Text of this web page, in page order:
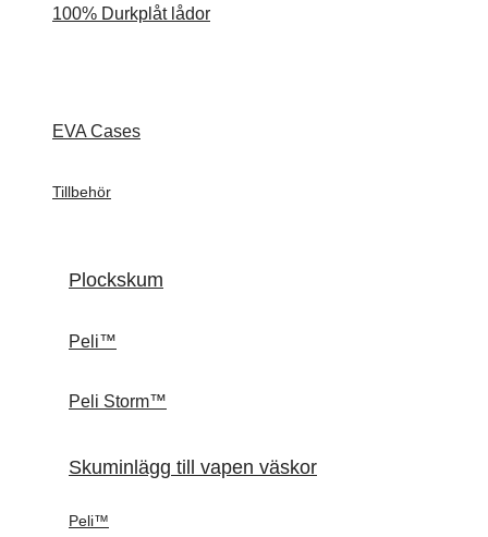
100% Durkplåt lådor
EVA Cases
Tillbehör
Plockskum
Peli™
Peli Storm™
Skuminlägg till vapen väskor
Peli™